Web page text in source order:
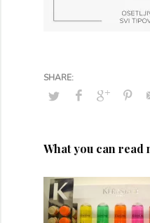
What you can read